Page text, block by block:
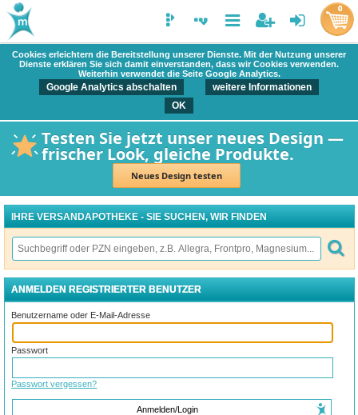
Cookies erleichtern die Bereitstellung unserer Dienste. Mit der Nutzung unserer
Dienste erklären Sie sich damit einverstanden, dass wir Cookies verwenden.
Weiterhin verwendet die Seite Google Analytics.
Google Analytics abschalten
weitere Informationen
OK
Testen Sie jetzt unser neues Design —
frischer Look, gleiche Produkte.
Neues Design testen
0
IHRE VERSANDAPOTHEKE - SIE SUCHEN, WIR FINDEN
ANMELDEN REGISTRIERTER BENUTZER
Benutzername oder E-Mail-Adresse
Passwort
Passwort vergessen?
Anmelden/Login